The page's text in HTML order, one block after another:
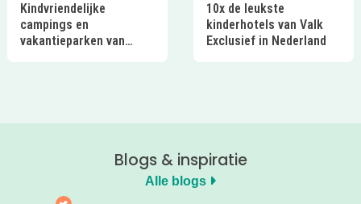
Kindvriendelijke
campings en
vakantieparken van
10x de leukste
kinderhotels van Valk
Exclusief in Nederland
Blogs & inspiratie
Alle blogs